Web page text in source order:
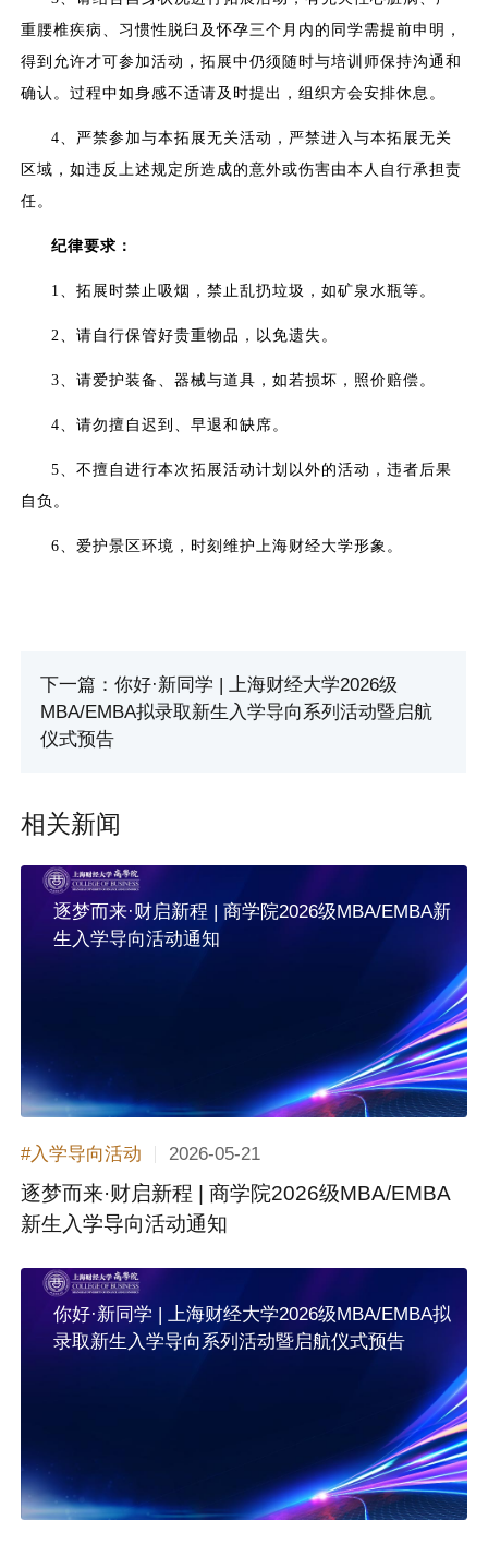
重腰椎疾病、习惯性脱臼及怀孕三个月内的同学需提前申明，
得到允许才可参加活动，拓展中仍须随时与培训师保持沟通和
确认。过程中如身感不适请及时提出，组织方会安排休息。
4、严禁参加与本拓展无关活动，严禁进入与本拓展无关
区域，如违反上述规定所造成的意外或伤害由本人自行承担责
任。
纪律要求：
1、拓展时禁止吸烟，禁止乱扔垃圾，如矿泉水瓶等。
2、请自行保管好贵重物品，以免遗失。
3、请爱护装备、器械与道具，如若损坏，照价赔偿。
4、请勿擅自迟到、早退和缺席。
5、不擅自进行本次拓展活动计划以外的活动，违者后果
自负。
6、爱护景区环境，时刻维护上海财经大学形象。
下一篇：你好·新同学 | 上海财经大学2026级
MBA/EMBA拟录取新生入学导向系列活动暨启航
仪式预告
相关新闻
逐梦而来·财启新程 | 商学院2026级MBA/EMBA新
生入学导向活动通知
#入学导向活动 2026-05-21
逐梦而来·财启新程 | 商学院2026级MBA/EMBA
新生入学导向活动通知
你好·新同学 | 上海财经大学2026级MBA/EMBA拟
录取新生入学导向系列活动暨启航仪式预告